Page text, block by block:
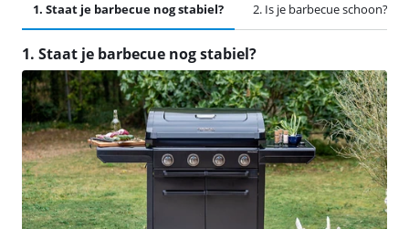
1. Staat je barbecue nog stabiel? 2. Is je barbecue schoon?
1. Staat je barbecue nog stabiel?